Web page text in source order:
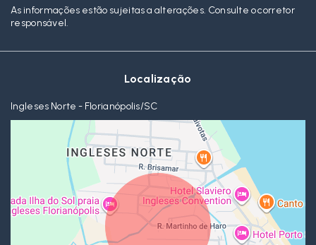
As informações estão sujeitas a alterações. Consulte o corretor
responsável.
Localização
Ingleses Norte - Florianópolis/SC